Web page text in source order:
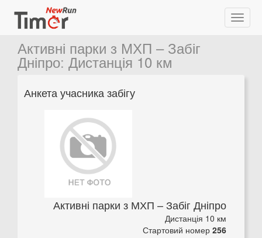
Активні парки з МХП – Забіг
Дніпро: Дистанція 10 км
Анкета учасника забігу
Активні парки з МХП – Забіг Дніпро
Дистанція 10 км
Стартовий номер 256